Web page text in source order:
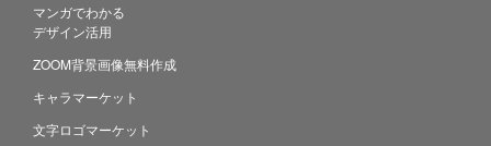
マンガでわかる
デザイン活用
ZOOM背景画像無料作成
キャラマーケット
文字ロゴマーケット